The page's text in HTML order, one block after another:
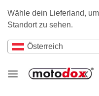
Wähle dein Lieferland,
Standort zu sehen.
Österreich